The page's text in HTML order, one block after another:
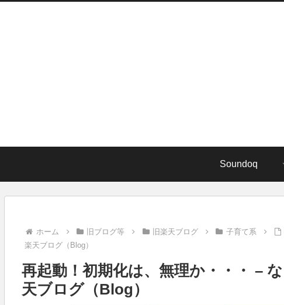
Soundoq
ホーム 旧ブログ等 旧楽天ブログ 子育て系
楽天ブログ（Blog）
再起動！初期化は、無理か・・・ –
天ブログ（Blog）